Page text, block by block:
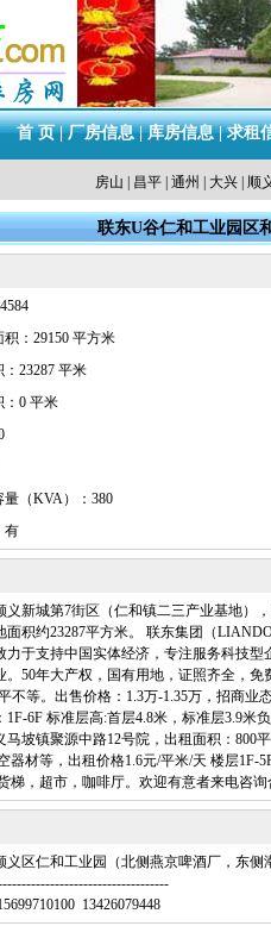
首 页|厂房信息|库房信息|求租
房山 昌平 通州 大兴 顺
联东U谷仁和工业园区
：29150 平方米
23287 平米
：0 平米
量（KVA）：380
有
义新城第7街区（仁和镇二三产业基地）
面积约23287平方米。 联东集团（
力于支持中国实体经济，专注服务科技型
。50年大产权，国有用地，证照齐全，免
不等。出售价格：1.3万-1.35万，招商
1F-6F 标准层高:首层4.8米，标准层3.9
马坡镇聚源中路12号院，出租面积：800
器材等，出租价格1.6元/平米/天 楼层1F-
梯，超市，咖啡厅。欢迎有意者来电咨询
义区仁和工业园（北侧燕京啤酒厂，东侧
13426079448